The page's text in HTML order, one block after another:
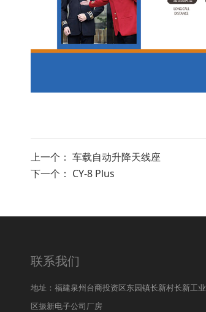
上一个：车载自动升降天线座
下一个： CY-8 Plus
联系我们
地址：福建泉州台商投资区东园镇长新村长新工业
区振新电子公司厂房